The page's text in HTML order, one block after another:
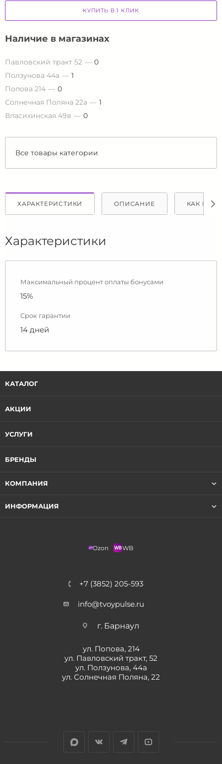
КУПИТЬ В 1 КЛИК
Наличие в магазинах
Павловский тракт 52
0
Ползунова 44а
1
Попова 214
0
Солнечная Поляна 22а
1
Власихинская 49в
0
Все товары категории
ХАРАКТЕРИСТИКИ ОПИСАНИЕ КАК
Характеристики
Максимальный процент оплаты бонусами
15%
Срок гарантии
14 дней
КАТАЛОГ
АКЦИИ
УСЛУГИ
БРЕНДЫ
КОМПАНИЯ
ИНФОРМАЦИЯ
Ozon WB
+7 (3852) 205-593
info@tvoypulse.ru
г. Барнаул
ул. Попова, 214
ул. Павловский тракт, 52
ул. Ползунова, 44а
ул. Солнечная Поляна, 22